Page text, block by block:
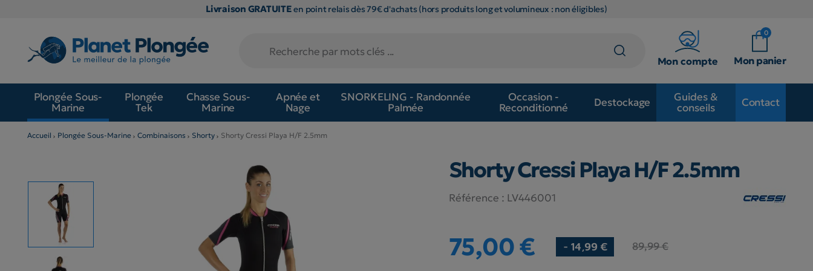
Livraison GRATUITEen point relais dès 79€ d'achats (hors produits long et volumineux : non éligibles)
Mon compte
0
Mon panier
Plongée Sous-
Marine
Plongée
Tek
Chasse Sous-
Marine
Apnée et
Nage
SNORKELING - Randonnée
Palmée
Occasion -
Reconditionné
Destockage
Guides &
conseils
Contact
Accueil Plongée Sous-Marine Combinaisons Shorty Shorty Cressi Playa H/F 2.5mm
Shorty Cressi Playa H/F 2.5mm
Référence : LV446001
75,00 € - 14,99 € 89,99 €